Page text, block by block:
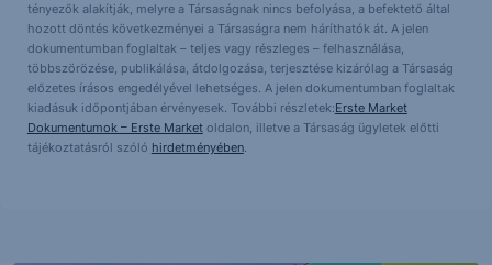
tényezők alakítják, melyre a Társaságnak nincs befolyása, a befektető által
hozott döntés következményei a Társaságra nem háríthatók át. A jelen
dokumentumban foglaltak – teljes vagy részleges – felhasználása,
többszörözése, publikálása, átdolgozása, terjesztése kizárólag a Társaság
előzetes írásos engedélyével lehetséges. A jelen dokumentumban foglaltak
kiadásuk időpontjában érvényesek. További részletek:Erste Market
Dokumentumok – Erste Marketoldalon, illetve a Társaság ügyletek előtti
tájékoztatásról szóló hirdetményében.